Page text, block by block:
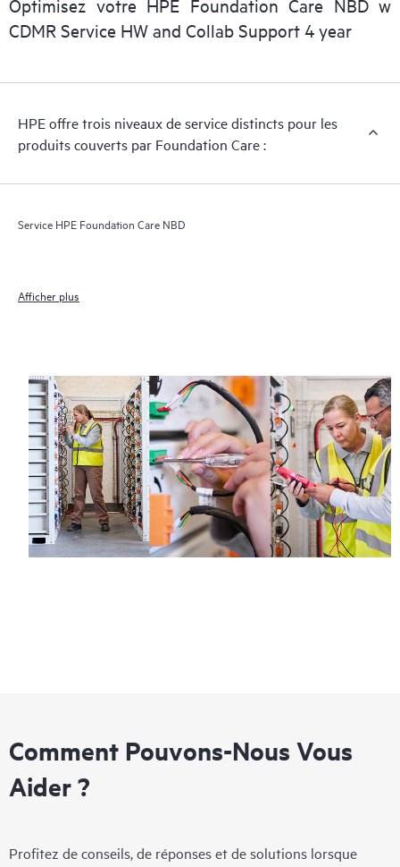
Optimisez votre HPE Foundation Care NBD w
CDMR Service HW and Collab Support 4 year
HPE offre trois niveaux de service distincts pour les
produits couverts par Foundation Care :
Service HPE Foundation Care NBD
Afficher plus
Comment Pouvons-Nous Vous
Aider ?
Profitez de conseils, de réponses et de solutions lorsque